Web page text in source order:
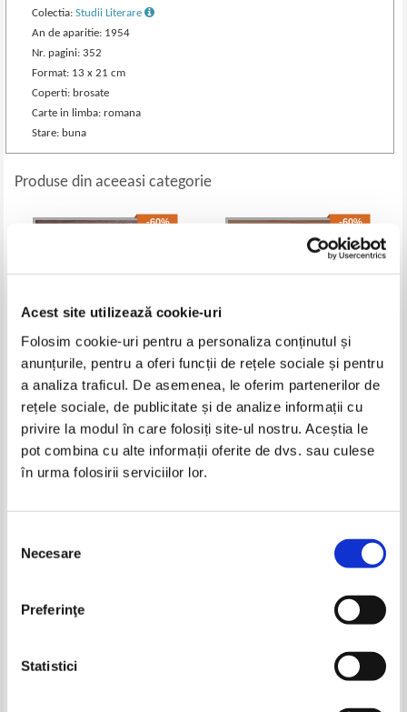
Acest site utilizează cookie-uri
Folosim cookie-uri pentru a personaliza conținutul și
anunțurile, pentru a oferi funcții de rețele sociale și pentru
a analiza traficul. De asemenea, le oferim partenerilor de
rețele sociale, de publicitate și de analize informații cu
privire la modul în care folosiți site-ul nostru. Aceștia le
pot combina cu alte informații oferite de dvs. sau culese
în urma folosirii serviciilor lor.
consimțământului
Necesare
Preferinţe
Statistici
Colectia:Studii Literare
An de aparitie: 1954
Nr. pagini: 352
Format: 13 x 21 cm
Coperti: brosate
Carte in limba: romana
Stare: buna
Produse din aceeasi categorie
-60%
Simon Ghita - Titu Maiorescu
Pret:12,00Lei 4,80 Lei
Adaugă în coș
-60%
Marcu Mihail Deleanu - Glasul
pamantului. Stilistica motivului
in proza literara
Pret: 10,00Lei 4,00 Lei